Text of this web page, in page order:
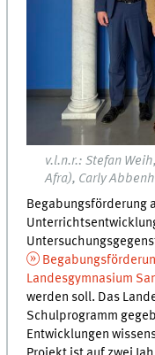
v.l.n.r.: Stefan
Afra), Carly
Begabungsförderung
Landesgymnasium
werden soll. Das
Schulprogramm
Entwicklungen